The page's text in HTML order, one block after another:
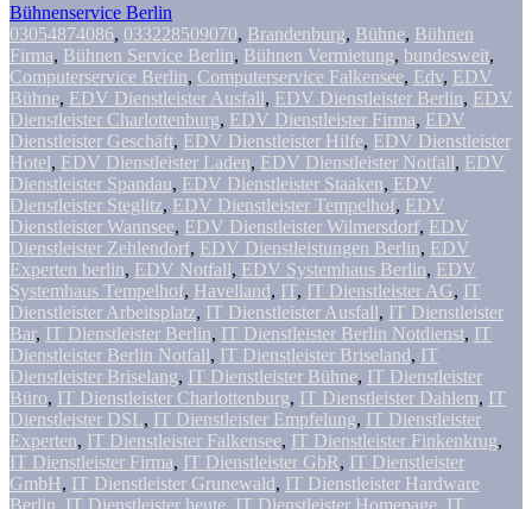
Bühnenservice Berlin
03054874086, 033228509070, Brandenburg, Bühne, Bühnen
Firma, Bühnen Service Berlin, Bühnen Vermietung, bundesweit,
Computerservice Berlin, Computerservice Falkensee, Edv, EDV
Bühne, EDV Dienstleister Ausfall, EDV Dienstleister Berlin, EDV
Dienstleister Charlottenburg, EDV Dienstleister Firma, EDV
Dienstleister Geschäft, EDV Dienstleister Hilfe, EDV Dienstleister
Hotel, EDV Dienstleister Laden, EDV Dienstleister Notfall, EDV
Dienstleister Spandau, EDV Dienstleister Staaken, EDV
Dienstleister Steglitz, EDV Dienstleister Tempelhof, EDV
Dienstleister Wannsee, EDV Dienstleister Wilmersdorf, EDV
Dienstleister Zehlendorf, EDV Dienstleistungen Berlin, EDV
Experten berlin, EDV Notfall, EDV Systemhaus Berlin, EDV
Systemhaus Tempelhof, Havelland, IT, IT Dienstleister AG, IT
Dienstleister Arbeitsplatz, IT Dienstleister Ausfall, IT Dienstleister
Bar, IT Dienstleister Berlin, IT Dienstleister Berlin Notdienst, IT
Dienstleister Berlin Notfall, IT Dienstleister Briseland, IT
Dienstleister Briselang, IT Dienstleister Bühne, IT Dienstleister
Büro, IT Dienstleister Charlottenburg, IT Dienstleister Dahlem, IT
Dienstleister DSL, IT Dienstleister Empfelung, IT Dienstleister
Experten, IT Dienstleister Falkensee, IT Dienstleister Finkenkrug,
IT Dienstleister Firma, IT Dienstleister GbR, IT Dienstleister
GmbH, IT Dienstleister Grunewald, IT Dienstleister Hardware
Berlin, IT Dienstleister heute, IT Dienstleister Homepage, IT